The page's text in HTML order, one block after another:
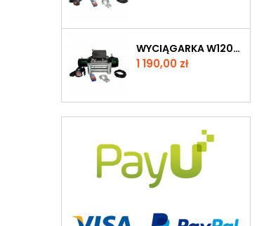
WYCIĄGARKA W12000 12V Z LINĄ STALOWĄ
Cena
1 190,00 zł